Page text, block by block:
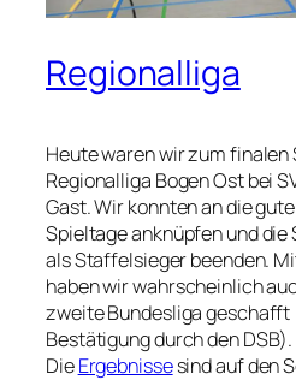
Regionalliga
Heute waren wir zum finalen
Regionalliga Bogen Ost bei
Gast. Wir konnten an die
Spieltage anknüpfen und die
als Staffelsieger beenden.
haben wir wahrscheinlich
zweite Bundesliga
Bestätigung durch den DSB).
DieErgebnissesind auf den